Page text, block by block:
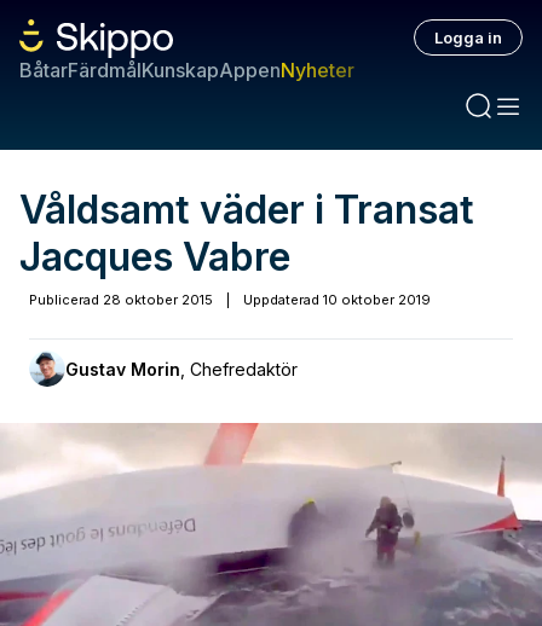
BåtarFärdmålKunskapAppenNyheter
Logga in
Våldsamt väder i Transat
Jacques Vabre
Publicerad 28 oktober 2015 Uppdaterad 10 oktober 2019
Gustav Morin Chefredaktör